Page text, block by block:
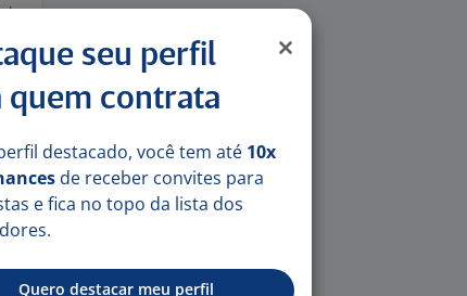
seu perfil
quem contrata
destacado, você tem até 10x
de receber convites para
e fica no topo da lista dos
Quero destacar meu perfil